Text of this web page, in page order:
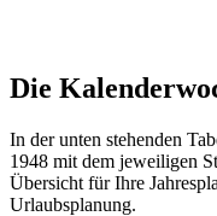
Die
In der unten stehenden
1948 mit dem jeweiligen
Übersicht für Ihre
Urlaubsplanung.